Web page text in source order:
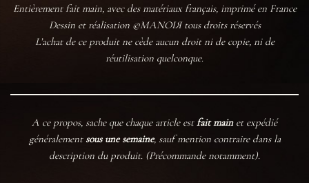
Entièrement fait main, avec des matériaux français, imprimé en France
Dessin et réalisation ©MANOIЯ tous droits réservés
L’achat de ce produit ne cède aucun droit ni de copie, ni de
réutilisation quelconque.
A ce propos, sache que chaque article estfait mainet expédié
généralement sous une semaine, sauf mention contraire dans la
description du produit. (Précommande notamment).